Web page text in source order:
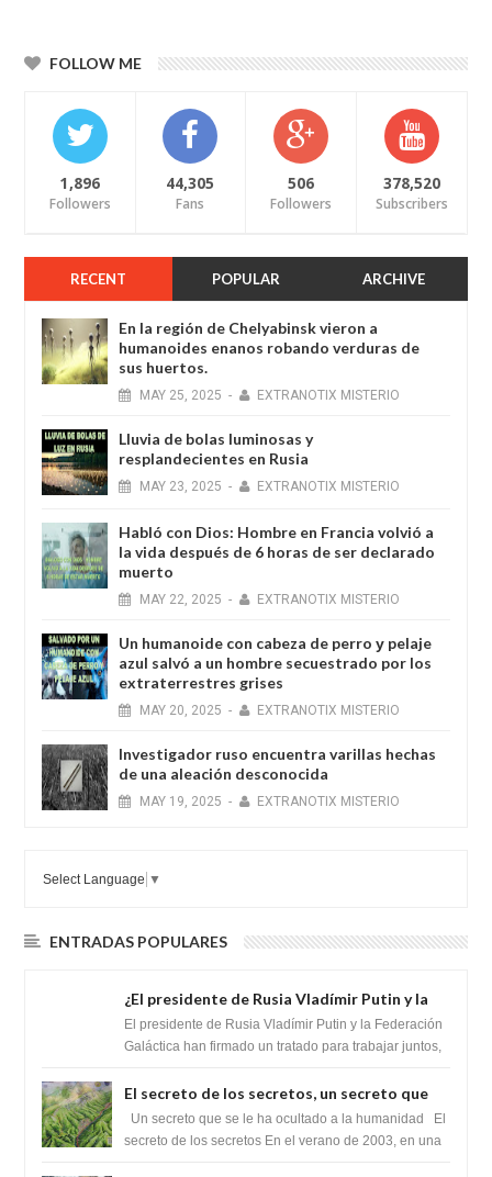
FOLLOW ME
1,896
Followers
44,305
Fans
506
Followers
378,520
Subscribers
RECENT POPULAR ARCHIVE
En la región de Chelyabinsk vieron a
humanoides enanos robando verduras de
sus huertos.
MAY 25, 2025 - EXTRANOTIX MISTERIO
Lluvia de bolas luminosas y
resplandecientes en Rusia
MAY 23, 2025 - EXTRANOTIX MISTERIO
Habló con Dios: Hombre en Francia volvió a
la vida después de 6 horas de ser declarado
muerto
MAY 22, 2025 - EXTRANOTIX MISTERIO
Un humanoide con cabeza de perro у pelaje
azul salvó a un hombre secuestrado por los
extraterrestres grises
MAY 20, 2025 - EXTRANOTIX MISTERIO
Investigador ruso encuentra varillas hechas
de una aleación desconocida
MAY 19, 2025 - EXTRANOTIX MISTERIO
Select Language ▼
ENTRADAS POPULARES
¿El presidente de Rusia Vladímir Putin y la
Federación Galactica han firmado un
tratado para acabar con los Sionistas?
El presidente de Rusia Vladímir Putin y la Federación
Galáctica han firmado un tratado para trabajar juntos,
El secreto de los secretos, un secreto que
cambiaría por completo el destino de la
humanidad
Un secreto que se le ha ocultado a la humanidad El
secreto de los secretos En el verano de 2003, en una